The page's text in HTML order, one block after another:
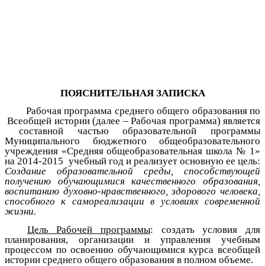
ПОЯСНИТЕЛЬНАЯ ЗАПИСКА
Рабочая программа среднего общего образования по
Всеобщей истории (далее – Рабочая программа) является
составной частью образовательной программы
Муниципального бюджетного общеобразовательного
учреждения «Средняя общеобразовательная школа № 1»
на 2014-2015 учебный год и реализует основную ее цель:
Создание образовательной среды, способствующей
получению обучающимися качественного образования,
воспитанию духовно-нравственного, здорового человека,
способного к самореализации в условиях современной
жизни.
Цель Рабочей программы: создать условия для
планирования, организации и управления учебным
процессом по освоению обучающимися курса всеобщей
истории среднего общего образования в полном объеме.